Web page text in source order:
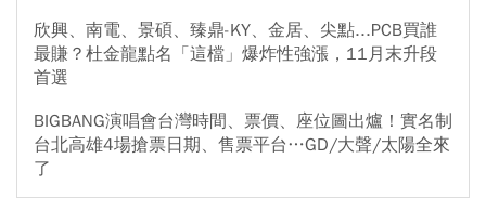
欣興、南電、景碩、臻鼎-KY、金居、尖點...PCB買誰
最賺？杜金龍點名「這檔」爆炸性強漲，11月末升段
首選
BIGBANG演唱會台灣時間、票價、座位圖出爐！實名制
台北高雄4場搶票日期、售票平台…GD/大聲/太陽全來
了